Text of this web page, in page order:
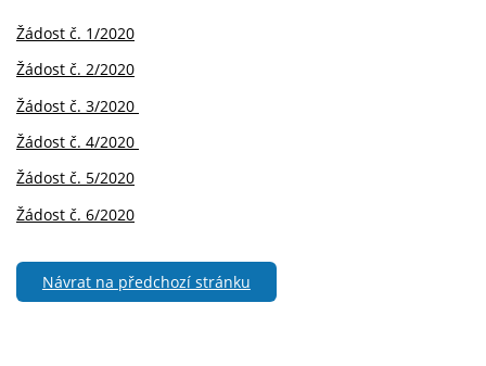
Žádost č. 1/2020
Žádost č. 2/2020
Žádost č. 3/2020
Žádost č. 4/2020
Žádost č. 5/2020
Žádost č. 6/2020
Návrat na předchozí stránku